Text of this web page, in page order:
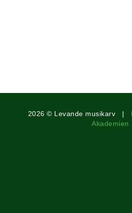
2026 © Levande musikarv |
Akademien